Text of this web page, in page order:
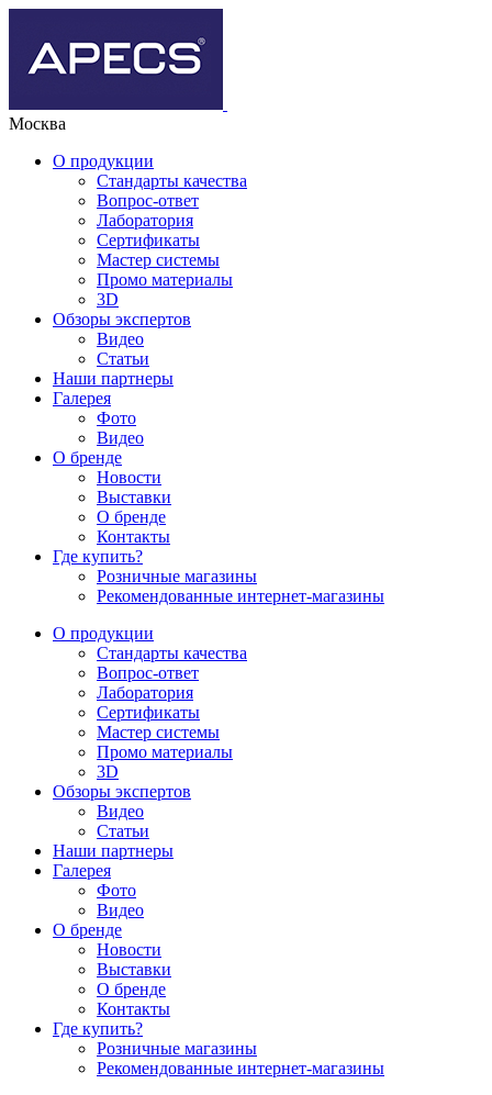
Москва
О продукции
Стандарты качества
Вопрос-ответ
Лаборатория
Сертификаты
Мастер системы
Промо материалы
3D
Обзоры экспертов
Видео
Статьи
Наши партнеры
Галерея
Фото
Видео
О бренде
Новости
Выставки
О бренде
Контакты
Где купить?
Розничные магазины
Рекомендованные интернет-магазины
О продукции
Стандарты качества
Вопрос-ответ
Лаборатория
Сертификаты
Мастер системы
Промо материалы
3D
Обзоры экспертов
Видео
Статьи
Наши партнеры
Галерея
Фото
Видео
О бренде
Новости
Выставки
О бренде
Контакты
Где купить?
Розничные магазины
Рекомендованные интернет-магазины